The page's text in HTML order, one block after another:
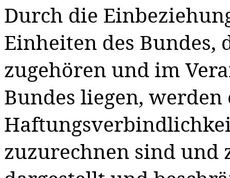
Durch die
Einheiten des Bundes,
zugehören und im
Bundes liegen,
zuzurechnen sind und